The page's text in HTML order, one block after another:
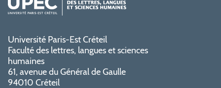
Université Paris-Est Créteil
Faculté des lettres, langues et sciences
humaines
61, avenue du Général de Gaulle
94010 Créteil